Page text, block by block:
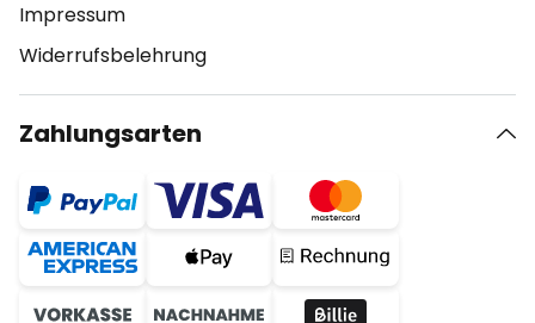
Impressum
Widerrufsbelehrung
Zahlungsarten